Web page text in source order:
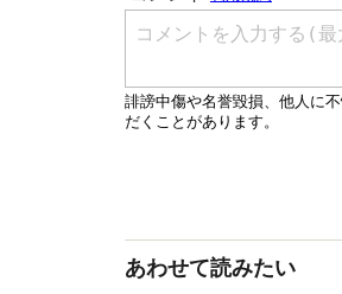
あわせて読みたい